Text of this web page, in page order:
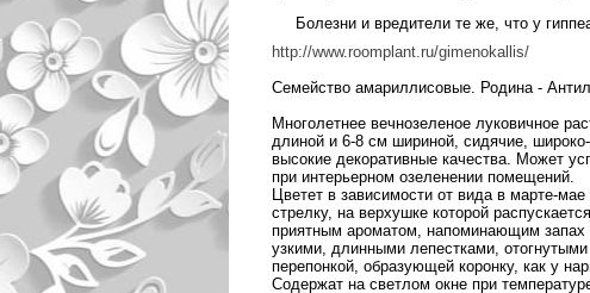
Болезни и вредители те же, что у
http://www.roomplant.ru/gimenokallis/
Семейство амариллисовые. Родина -
Многолетнее вечнозеленое луковичное
длиной и 6-8 см шириной, сидячие,
высокие декоративные качества. Может
при интерьерном озеленении помещений.
Цветет в зависимости от вида в марте-
стрелку, на верхушке которой
приятным ароматом, напоминающим
узкими, длинными лепестками,
перепонкой, образующей коронку, как у
Содержат на светлом окне при